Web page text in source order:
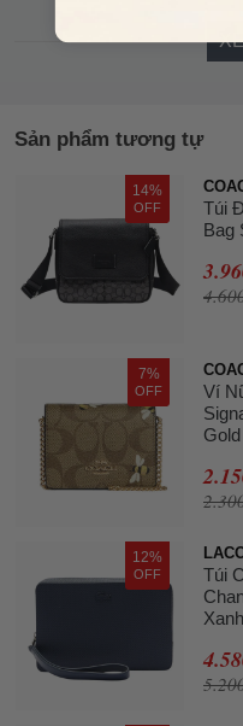
Sản phẩm tương tự
14%
OFF
Túi
Bag
7%
OFF
Ví
12%
OFF
Túi